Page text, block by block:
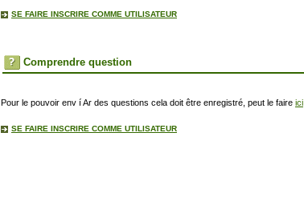
SE FAIRE INSCRIRE COMME UTILISATEUR
Comprendre question
Pour le pouvoir env í Ar des questions cela doit être enregistré, peut le faire ici
SE FAIRE INSCRIRE COMME UTILISATEUR